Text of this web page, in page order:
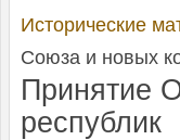
Исторические
Союза и новых
Принятие
республик